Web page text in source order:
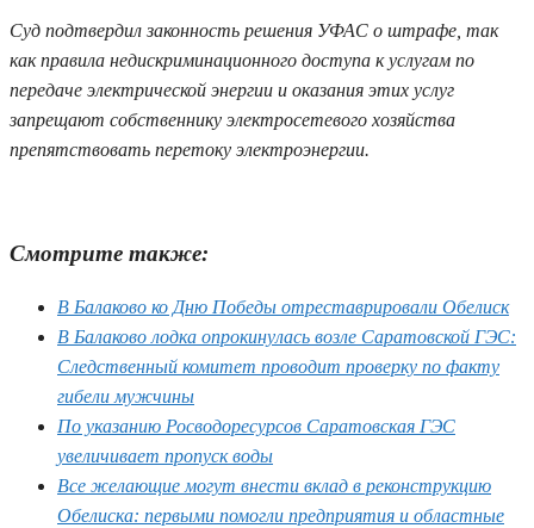
Суд подтвердил законность решения УФАС о штрафе, так
как правила недискриминационного доступа к услугам по
передаче электрической энергии и оказания этих услуг
запрещают собственнику электросетевого хозяйства
препятствовать перетоку электроэнергии.
Смотрите также:
В Балаково ко Дню Победы отреставрировали Обелиск
В Балаково лодка опрокинулась возле Саратовской ГЭС:
Следственный комитет проводит проверку по факту
гибели мужчины
По указанию Росводоресурсов Саратовская ГЭС
увеличивает пропуск воды
Все желающие могут внести вклад в реконструкцию
Обелиска: первыми помогли предприятия и областные